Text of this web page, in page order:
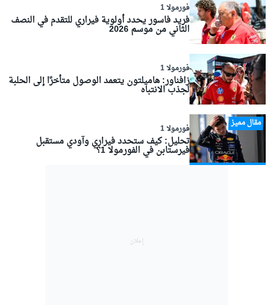
فورمولا 1
فريد فاسور يحدد أولوية فيراري للتقدم في النصف
الثاني من موسم 2026
فورمولا 1
زافناور: هاميلتون يتعمد الوصول متأخرًا إلى الحلبة
لجذب الانتباه
مقال مميز فورمولا 1
تحليل: كيف ستحدد فيراري وآودي مستقبل
فيرستابن في الفورمولا 1؟